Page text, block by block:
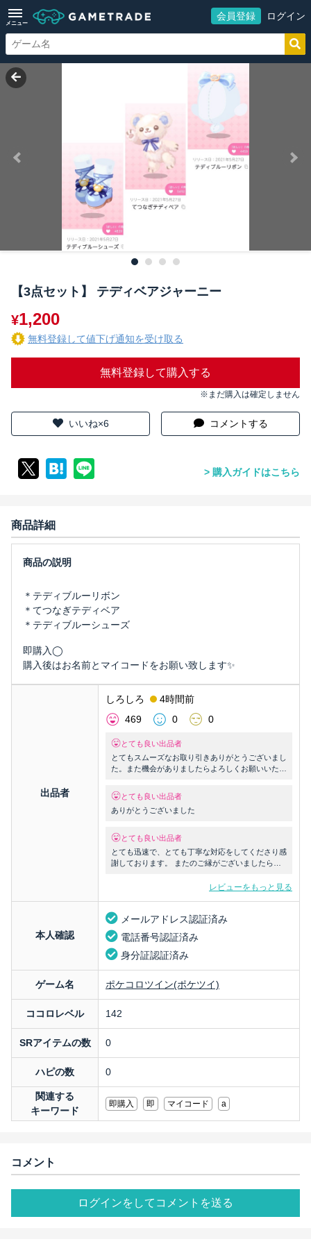
メニュー
会員登録 ログイン
【3点セット】 テディベアジャーニー
¥1,200
無料登録して値下げ通知を受け取る
無料登録して購入する
※まだ購入は確定しません
いいね×6 コメントする
購入ガイドはこちら
商品詳細
＊テディブルーリボン
＊てつなぎテディベア
＊テディブルーシューズ
即購入◯
購入後はお名前とマイコードをお願い致します✨
出品者
しろしろ
4時間前
469
0 0
とても良い出品者
とてもスムーズなお取り引きありがとうございまし
た。また機会がありましたらよろしくお願いいたし
とても良い出品者
ありがとうございました
とても良い出品者
とても迅速で、とても丁寧な対応をしてくださり感
謝しております。 またのご縁がございましたら是
レビューをもっと見る
本人確認
メールアドレス認証済み
電話番号認証済み
身分証認証済み
ゲーム名 ポケコロツイン(ポケツイ)
ココロレベル 142
SRアイテムの数 0
ハピの数 0
関連する
キーワード
即購入 即 マイコード a
コメント
ログインをしてコメントを送る